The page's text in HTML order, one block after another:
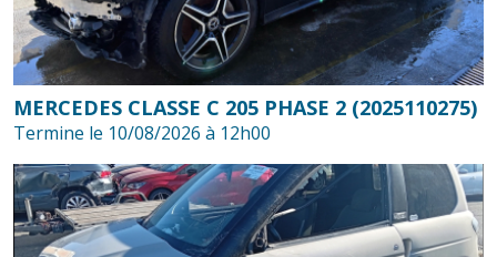
MERCEDES CLASSE C 205 PHASE 2 (2025110275)
Termine le 10/08/2026 à 12h00